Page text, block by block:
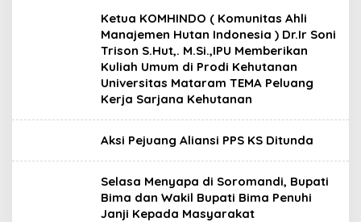
Ketua KOMHINDO ( Komunitas Ahli
Manajemen Hutan Indonesia ) Dr.Ir Soni
Trison S.Hut,. M.Si.,IPU Memberikan
Kuliah Umum di Prodi Kehutanan
Universitas Mataram TEMA Peluang
Kerja Sarjana Kehutanan
Aksi Pejuang Aliansi PPS KS Ditunda
Selasa Menyapa di Soromandi, Bupati
Bima dan Wakil Bupati Bima Penuhi
Janji Kepada Masyarakat